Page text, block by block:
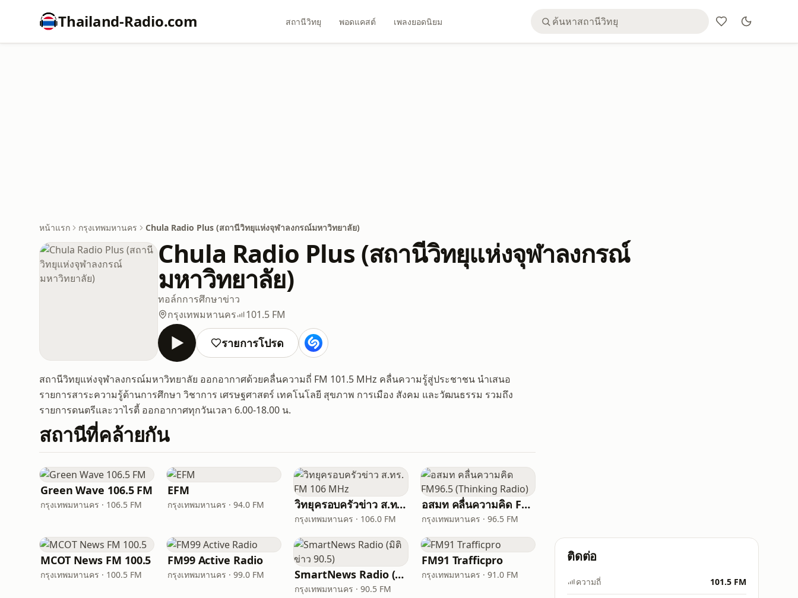
Thailand-Radio.com สถานีวิทยุ พอดแคสต์ เพลงยอดนิยม
หน้าแรก กรุงเทพมหานคร Chula Radio Plus (สถานีวิทยุแห่งจุฬาลงกรณ์มหาวิทยาลัย)
Chula Radio Plus (สถานีวิทยุแห่งจุฬาลงกรณ์
มหาวิทยาลัย)
ทอล์กการศึกษาข่าว
กรุงเทพมหานคร
101.5 FM
รายการโปรด
สถานีวิทยุแห่งจุฬาลงกรณ์มหาวิทยาลัย ออกอากาศด้วยคลื่นความถี่ FM 101.5 MHz คลื่นความรู้สู่ประชาชน นำเสนอ
รายการสาระความรู้ด้านการศึกษา วิชาการ เศรษฐศาสตร์ เทคโนโลยี สุขภาพ การเมือง สังคม และวัฒนธรรม รวมถึง
รายการดนตรีและวาไรตี้ ออกอากาศทุกวันเวลา 6.00-18.00 น.
สถานีที่คล้ายกัน
Green Wave 106.5 FM
กรุงเทพมหานคร · 106.5 FM
EFM
กรุงเทพมหานคร · 94.0 FM วิทยุครอบครัวข่าว ส.ทร. FM 106 MHz
กรุงเทพมหานคร · 106.0 FM
อสมท คลื่นความคิด FM96.5 (Thinking Radio)
กรุงเทพมหานคร · 96.5 FM
MCOT News FM 100.5
กรุงเทพมหานคร · 100.5 FM
FM99 Active Radio
กรุงเทพมหานคร · 99.0 FM SmartNews Radio (มิติข่าว 90.5)
กรุงเทพมหานคร · 90.5 FM
FM91 Trafficpro
กรุงเทพมหานคร · 91.0 FM
ติดต่อ
ความถี่ 101.5 FM